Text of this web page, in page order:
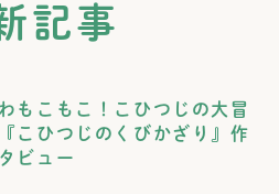
記事
もこもこ！こひつじの大冒
こひつじのくびかざり』作
ビュー